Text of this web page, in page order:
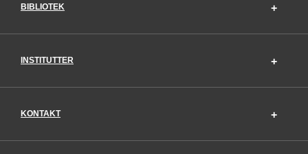
BIBLIOTEK
INSTITUTTER
KONTAKT